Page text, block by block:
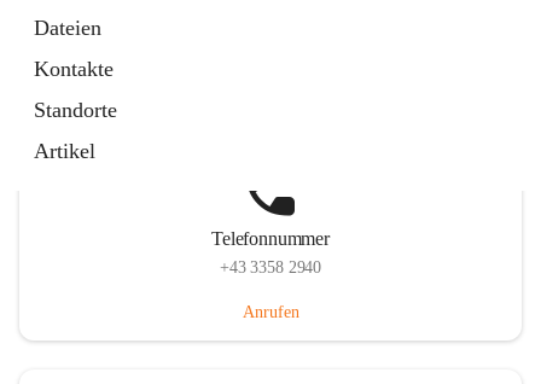
Dateien
Kontakte
Standorte
Artikel
Telefonnummer
+43 3358 2940
Anrufen